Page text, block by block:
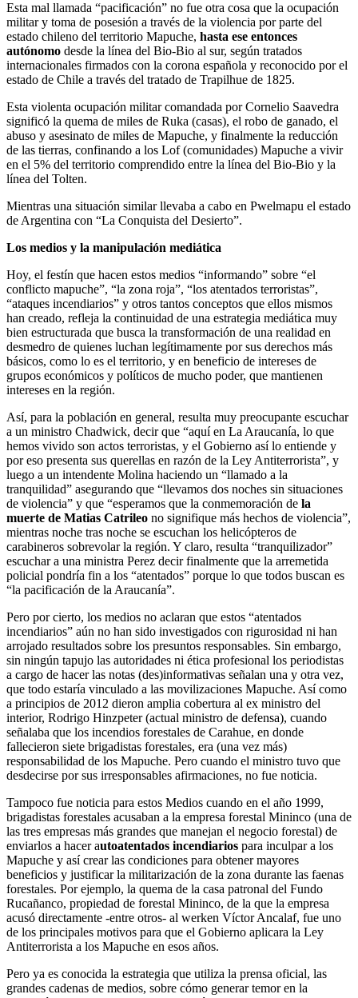
Esta mal llamada “pacificación” no fue otra cosa que la ocupación
militar y toma de posesión a través de la violencia por parte del
estado chileno del territorio Mapuche, hasta ese entonces
autónomo desde la línea del Bio-Bio al sur, según tratados
internacionales firmados con la corona española y reconocido por el
estado de Chile a través del tratado de Trapilhue de 1825.
Esta violenta ocupación militar comandada por Cornelio Saavedra
significó la quema de miles de Ruka (casas), el robo de ganado, el
abuso y asesinato de miles de Mapuche, y finalmente la reducción
de las tierras, confinando a los Lof (comunidades) Mapuche a vivir
en el 5% del territorio comprendido entre la línea del Bio-Bio y la
línea del Tolten.
Mientras una situación similar llevaba a cabo en Pwelmapu el estado
de Argentina con “La Conquista del Desierto”.
Los medios y la manipulación mediática
Hoy, el festín que hacen estos medios “informando” sobre “el
conflicto mapuche”, “la zona roja”, “los atentados terroristas”,
“ataques incendiarios” y otros tantos conceptos que ellos mismos
han creado, refleja la continuidad de una estrategia mediática muy
bien estructurada que busca la transformación de una realidad en
desmedro de quienes luchan legítimamente por sus derechos más
básicos, como lo es el territorio, y en beneficio de intereses de
grupos económicos y políticos de mucho poder, que mantienen
intereses en la región.
Así, para la población en general, resulta muy preocupante escuchar
a un ministro Chadwick, decir que “aquí en La Araucanía, lo que
hemos vivido son actos terroristas, y el Gobierno así lo entiende y
por eso presenta sus querellas en razón de la Ley Antiterrorista”, y
luego a un intendente Molina haciendo un “llamado a la
tranquilidad” asegurando que “llevamos dos noches sin situaciones
de violencia” y que “esperamos que la conmemoración de la
muerte de Matias Catrileo no signifique más hechos de violencia”,
mientras noche tras noche se escuchan los helicópteros de
carabineros sobrevolar la región. Y claro, resulta “tranquilizador”
escuchar a una ministra Perez decir finalmente que la arremetida
policial pondría fin a los “atentados” porque lo que todos buscan es
“la pacificación de la Araucanía”.
Pero por cierto, los medios no aclaran que estos “atentados
incendiarios” aún no han sido investigados con rigurosidad ni han
arrojado resultados sobre los presuntos responsables. Sin embargo,
sin ningún tapujo las autoridades ni ética profesional los periodistas
a cargo de hacer las notas (des)informativas señalan una y otra vez,
que todo estaría vinculado a las movilizaciones Mapuche. Así como
a principios de 2012 dieron amplia cobertura al ex ministro del
interior, Rodrigo Hinzpeter (actual ministro de defensa), cuando
señalaba que los incendios forestales de Carahue, en donde
fallecieron siete brigadistas forestales, era (una vez más)
responsabilidad de los Mapuche. Pero cuando el ministro tuvo que
desdecirse por sus irresponsables afirmaciones, no fue noticia.
Tampoco fue noticia para estos Medios cuando en el año 1999,
brigadistas forestales acusaban a la empresa forestal Mininco (una de
las tres empresas más grandes que manejan el negocio forestal) de
enviarlos a hacer autoatentados incendiarios para inculpar a los
Mapuche y así crear las condiciones para obtener mayores
beneficios y justificar la militarización de la zona durante las faenas
forestales. Por ejemplo, la quema de la casa patronal del Fundo
Rucañanco, propiedad de forestal Mininco, de la que la empresa
acusó directamente -entre otros- al werken Víctor Ancalaf, fue uno
de los principales motivos para que el Gobierno aplicara la Ley
Antiterrorista a los Mapuche en esos años.
Pero ya es conocida la estrategia que utiliza la prensa oficial, las
grandes cadenas de medios, sobre cómo generar temor en la